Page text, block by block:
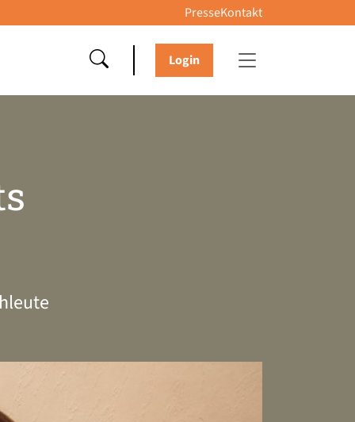
PresseKontakt
Login